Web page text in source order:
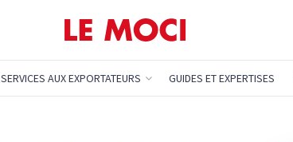
SERVICES AUX EXPORTATEURS GUIDES ET EXPERTISES